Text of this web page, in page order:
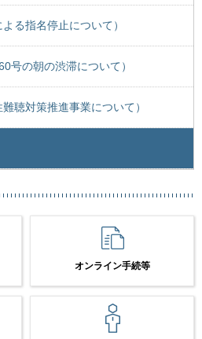
る指名停止について）
号の朝の渋滞について）
聴対策推進事業について）
オンライン手続等